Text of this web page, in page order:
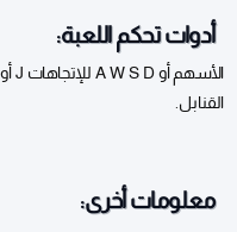
أدوات تحكم اللعبة:
القنابل.
معلومات أخرى: